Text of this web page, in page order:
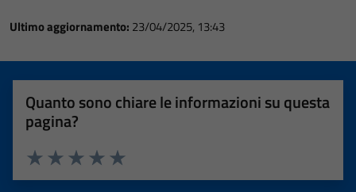
Ultimo aggiornamento: 23/04/2025, 13:43
Quanto sono chiare le informazioni su questa
pagina?
Valuta 5 stelle su 5
Valuta 4 stelle su 5
Valuta 3 stelle su 5
Valuta 2 stelle su 5
Valuta 1 stelle su 5